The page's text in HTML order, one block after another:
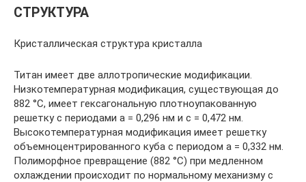
СТРУКТУРА
Кристаллическая структура кристалла
Титан имеет две аллотропические модификации.
Низкотемпературная модификация, существующая до
882 °C, имеет гексагональную плотноупакованную
решетку с периодами а = 0,296 нм и с = 0,472 нм.
Высокотемпературная модификация имеет решетку
объемноцентрированного куба с периодом а = 0,332 нм.
Полиморфное превращение (882 °C) при медленном
охлаждении происходит по нормальному механизму с